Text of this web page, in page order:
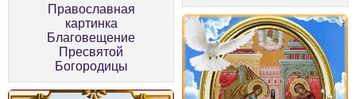
Православная
картинка
Благовещение
Пресвятой
Богородицы